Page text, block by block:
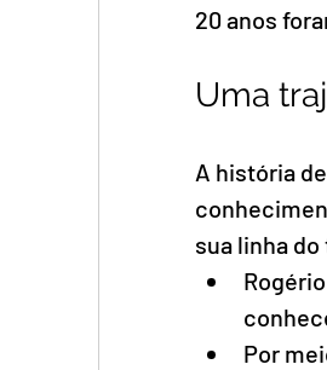
20 anos
Uma
A história
sua linha
Por